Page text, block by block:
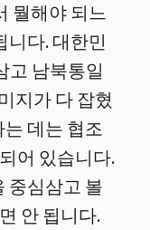
뭘해야 되느
니다. 대한민
고 남북통일
지가 다 잡혔
데는 협조
어 있습니다.
중심삼고 볼
안 됩니다.